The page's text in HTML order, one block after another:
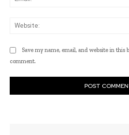
Save my name, email, and website in
comment.